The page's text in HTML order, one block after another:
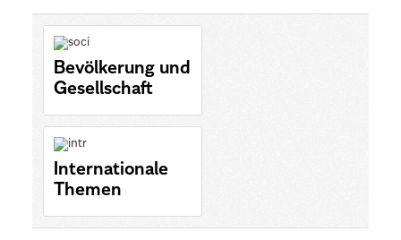
Bevölkerung und
Gesellschaft
Internationale
Themen